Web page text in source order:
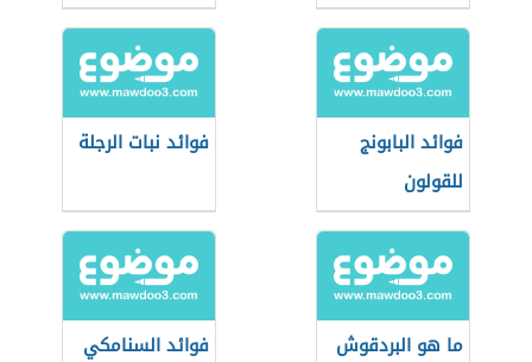
الريق
فوائد البابونج
للقولون
فوائد نبات الرجلة
ما هو البردقوش
فوائد السنامكي